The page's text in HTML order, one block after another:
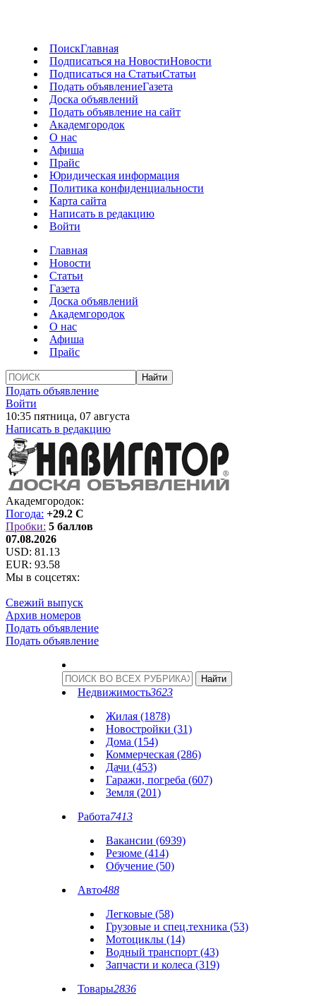
ПоискГлавная
Подписаться на НовостиНовости
Подписаться на СтатьиСтатьи
Подать объявлениеГазета
Доска объявлений
Подать объявление на сайт
Академгородок
О нас
Афиша
Прайс
Юридическая информация
Политика конфиденциальности
Карта сайта
Написать в редакцию
Войти
Главная
Новости
Статьи
Газета
Доска объявлений
Академгородок
О нас
Афиша
Прайс
Подать объявление
Войти
10:35 пятница, 07 августа
Написать в редакцию
Академгородок:
Погода: +29.2 C
Пробки: 5 баллов
07.08.2026
USD: 81.13
EUR: 93.58
Мы в соцсетях:
Свежий выпуск
Архив номеров
Подать объявление
Подать объявление
Недвижимость3623
Жилая (1878)
Новостройки (31)
Дома (154)
Коммерческая (286)
Дачи (453)
Гаражи, погреба (607)
Земля (201)
Работа7413
Вакансии (6939)
Резюме (414)
Обучение (50)
Авто488
Легковые (58)
Грузовые и спец.техника (53)
Мотоциклы (14)
Водный транспорт (43)
Запчасти и колеса (319)
Товары2836